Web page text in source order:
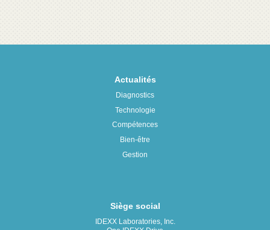
Actualités
Diagnostics
Technologie
Compétences
Bien-être
Gestion
Siège social
IDEXX Laboratories, Inc.